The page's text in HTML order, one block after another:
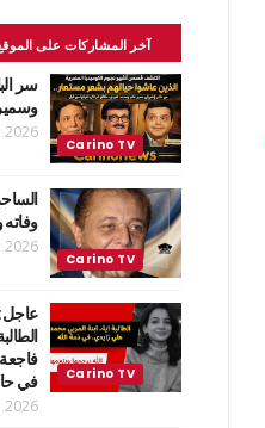
آخر المشاركات على
سر
2026
2026
في
2026